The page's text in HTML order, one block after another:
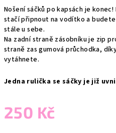
Nošení sáčků po kapsách je
stačí připnout na vodítko a
stále u sebe.
Na zadní straně zásobníku je zip
straně zas gumová průchodka,
vytáhnete.
Jedna rulička se sáčky je již
250 Kč